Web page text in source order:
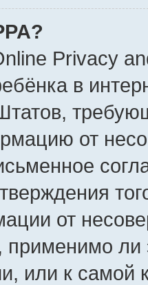
Privacy
в
от
от
ли
или к самой